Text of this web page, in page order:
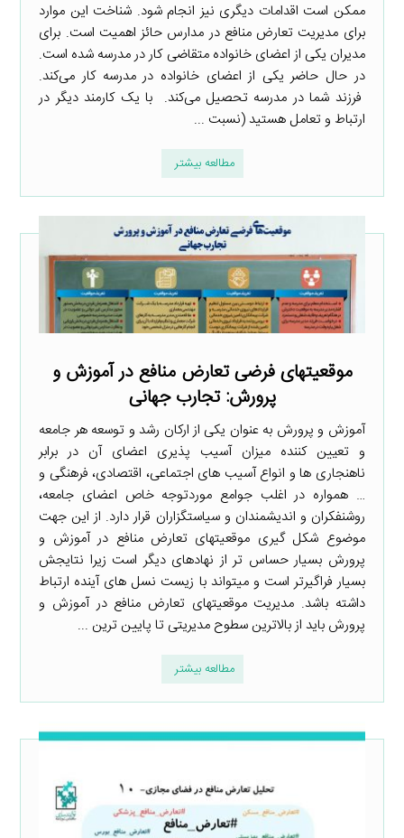
ممکن است اقدامات دیگری نیز انجام شود. شناخت این موارد
برای مدیریت تعارض منافع در مدارس حائز اهمیت است. برای
مدیران یکی از اعضای خانواده متقاضی کار در مدرسه شده است.
در حال حاضر یکی از اعضای خانواده در مدرسه کار می‌کند.
فرزند شما در مدرسه تحصیل می‌کند. با یک کارمند دیگر در
ارتباط و تعامل هستید (نسبت ...
مطالعه بیشتر
موقعیت­های فرضی تعارض منافع در آموزش و
پرورش: تجارب جهانی
آموزش و پرورش به عنوان یکی از ارکان رشد و توسعه هر جامعه
و تعیین کننده میزان آسیب­ پذیری اعضای آن در برابر
ناهنجاری­ ها و انواع آسیب­ های اجتماعی، اقتصادی، فرهنگی و
… همواره در اغلب جوامع موردتوجه خاص اعضای جامعه،
روشنفکران و اندیشمندان و سیاست­گزاران قرار دارد. از این جهت
موضوع شکل ­گیری موقعیت­های تعارض منافع در آموزش و
پرورش بسیار حساس ­تر از نهادهای دیگر است زیرا نتایجش
بسیار فراگیرتر است و می­تواند با زیست نسل­ های آینده ارتباط
داشته باشد. مدیریت موقعیت­های تعارض منافع در آموزش و
پرورش باید از بالاترین سطوح مدیریتی تا پایین­ ترین ...
مطالعه بیشتر